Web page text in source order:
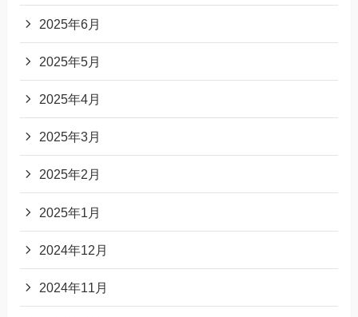
2025年6月
2025年5月
2025年4月
2025年3月
2025年2月
2025年1月
2024年12月
2024年11月